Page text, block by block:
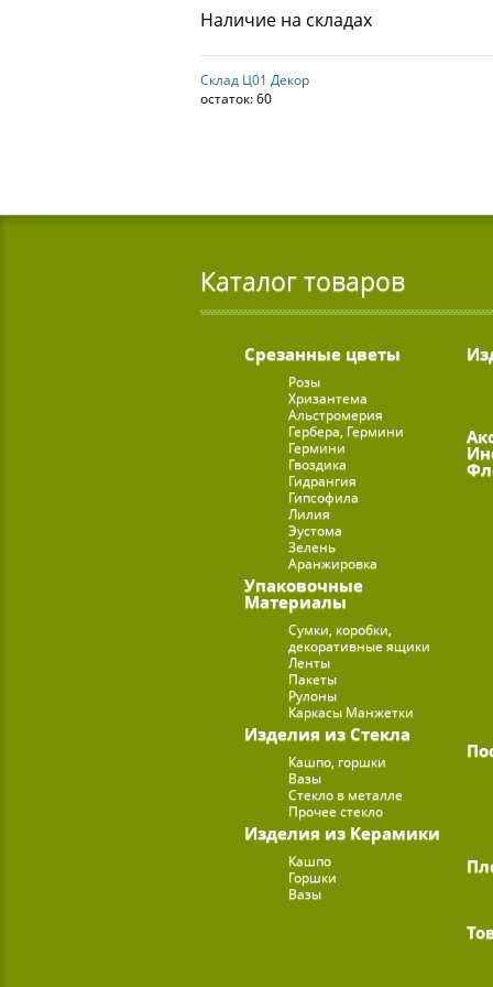
Наличие на складах
Склад Ц01 Декор
остаток:60
Каталог товаров
Срезанные цветы
Розы
Хризантема
Альстромерия
Гербера, Гермини
Гермини
Гвоздика
Гидрангия
Гипсофила
Лилия
Эустома
Зелень
Аранжировка
Упаковочные
Материалы
Сумки, коробки,
декоративные ящики
Ленты
Пакеты
Рулоны
Каркасы Манжетки
Изделия из Стекла
Кашпо, горшки
Вазы
Стекло в металле
Прочее стекло
Изделия из Керамики
Кашпо
Горшки
Вазы